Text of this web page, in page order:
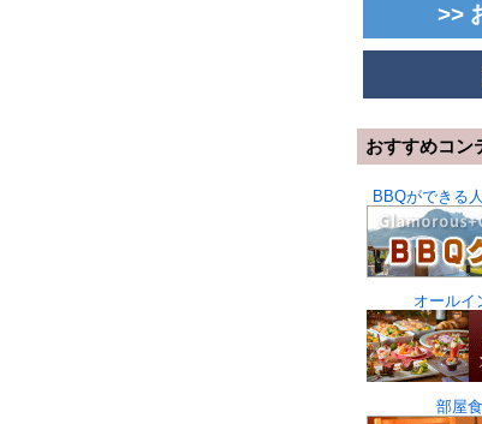
>>
おすすめコン
BBQができる
オールイ
部屋